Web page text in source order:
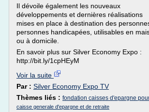
Il dévoile également les nouveaux
développements et dernières réalisations
mises en place à destination des
personnes handicapées, utilisables en
ou à domicile.
En savoir plus sur Silver Economy Expo :
http://bit.ly/1cpHEyM
Voir la suite
Par : Silver Economy Expo TV
Thèmes liés : fondation caisses d'epargne
caisse generale d'epargne et de retraite